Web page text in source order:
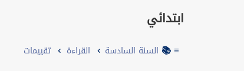
ابتدائي
≡ 📚 السنة السادسة القراءة تقييمات